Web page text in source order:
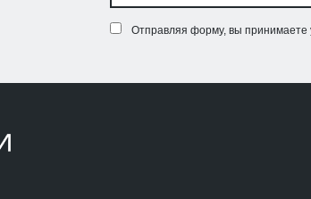
Отправляя форму, вы принимаете